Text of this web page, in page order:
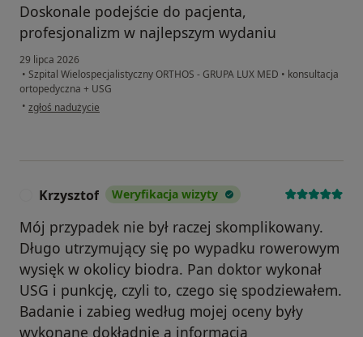
Doskonale podejście do pacjenta,
profesjonalizm w najlepszym wydaniu
29 lipca 2026
• Szpital Wielospecjalistyczny ORTHOS - GRUPA LUX MED • konsultacja
ortopedyczna + USG
• w opinii użytkownika Dariusz
zgłoś nadużycie
Krzysztof Weryfikacja wizyty
Mój przypadek nie był raczej skomplikowany.
Długo utrzymujący się po wypadku rowerowym
wysięk w okolicy biodra. Pan doktor wykonał
USG i punkcję, czyli to, czego się spodziewałem.
Badanie i zabieg według mojej oceny były
wykonane dokładnie a informacja